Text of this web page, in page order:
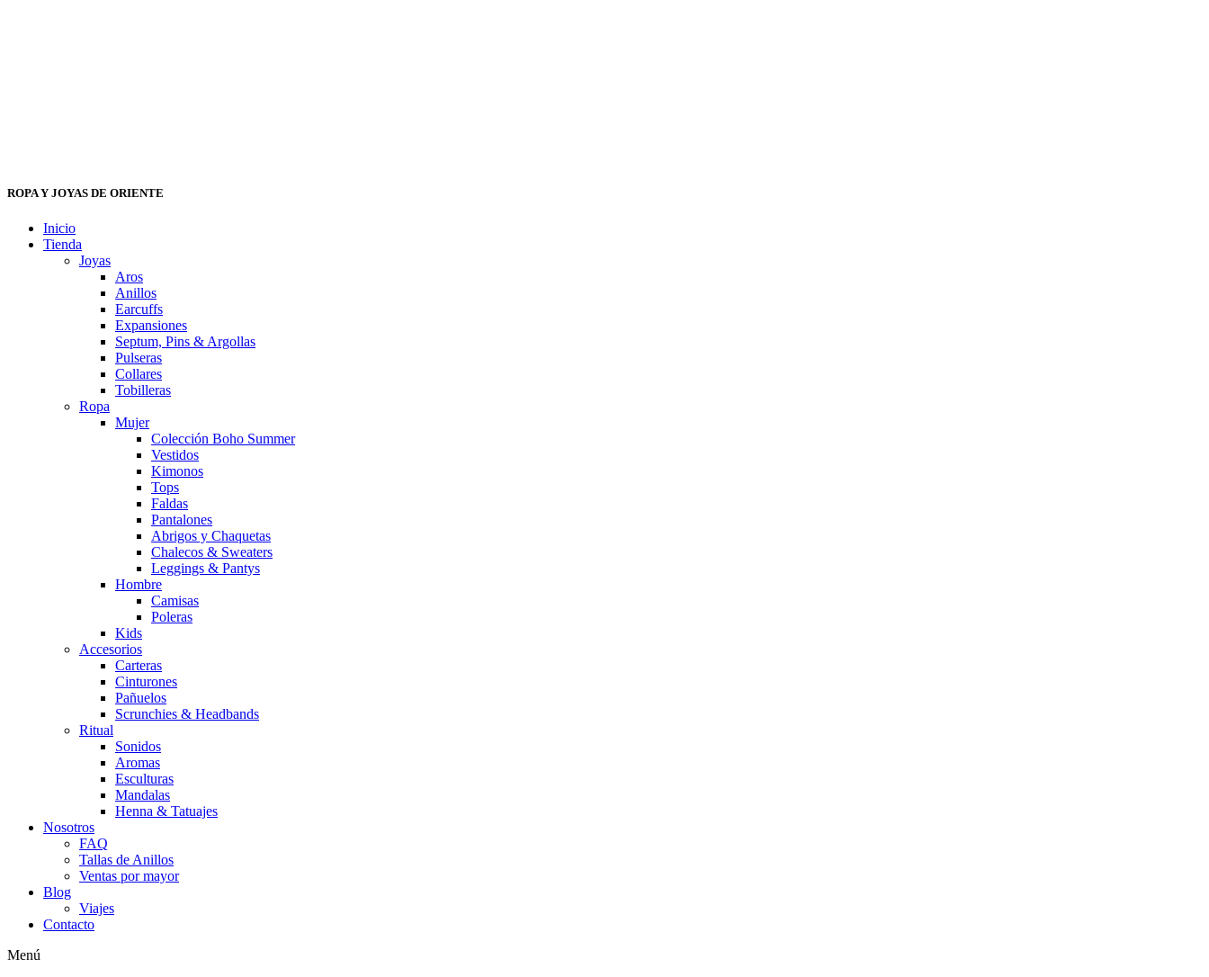
ROPA Y JOYAS DE ORIENTE
Inicio
Tienda
Joyas
Aros
Anillos
Earcuffs
Expansiones
Septum, Pins & Argollas
Pulseras
Collares
Tobilleras
Ropa
Mujer
Colección Boho Summer
Vestidos
Kimonos
Tops
Faldas
Pantalones
Abrigos y Chaquetas
Chalecos & Sweaters
Leggings & Pantys
Hombre
Camisas
Poleras
Kids
Accesorios
Carteras
Cinturones
Pañuelos
Scrunchies & Headbands
Ritual
Sonidos
Aromas
Esculturas
Mandalas
Henna & Tatuajes
Nosotros
FAQ
Tallas de Anillos
Ventas por mayor
Blog
Viajes
Contacto
Menú